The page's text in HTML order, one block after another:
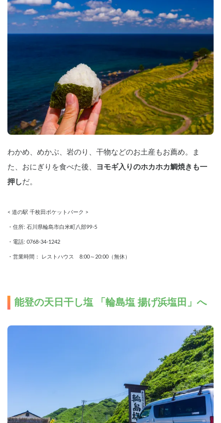
わかめ、めかぶ、岩のり、干物などのお土産もお薦め。ま
た、おにぎりを食べた後、
ヨモギ入りのホカホカ鯛焼きも一
押しだ。
< 道の駅 千枚田ポケットパーク >
・住所: 石川県輪島市白米町八部99-5
・電話: 0768-34-1242
・営業時間： レストハウス　8:00～20:00（無休）
能登の天日干し塩 「輪島塩 揚げ浜塩田」へ